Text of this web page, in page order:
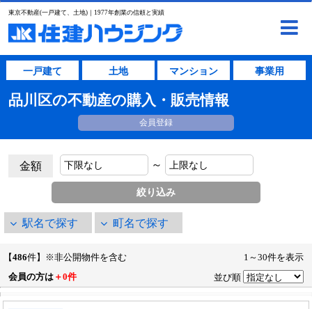
東京不動産(一戸建て、土地)｜1977年創業の信頼と実績
一戸建て 土地 マンション 事業用
品川区の不動産の購入・販売情報
会員登録
金額 ～
駅名で探す 町名で探す
【486件】※非公開物件を含む
1～30件を表示
会員の方は ＋0件 並び順